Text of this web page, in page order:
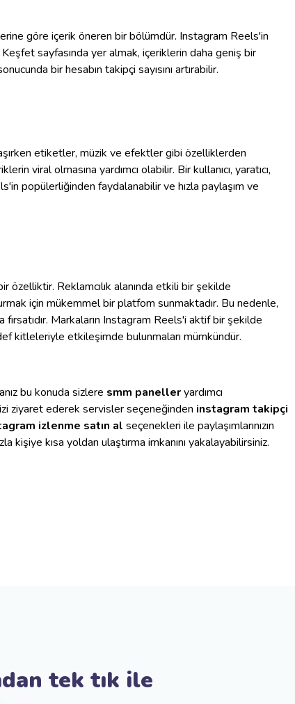
göre içerik öneren bir bölümdür. Instagram Reels'in
Keşfet sayfasında yer almak, içeriklerin daha geniş bir
bir hesabın takipçi sayısını artırabilir.
etiketler, müzik ve efektler gibi özelliklerden
viral olmasına yardımcı olabilir. Bir kullanıcı, yaratıcı,
popülerliğinden faydalanabilir ve hızla paylaşım ve
özelliktir. Reklamcılık alanında etkili bir şekilde
için mükemmel bir platfom sunmaktadır. Bu nedenle,
Markaların Instagram Reels'i aktif bir şekilde
kitleleriyle etkileşimde bulunmaları mümkündür.
bu konuda sizlere smm panelleryardımcı
ziyaret ederek servisler seçeneğinden instagram takipçi
izlenme satın al seçenekleri ile paylaşımlarınızın
kişiye kısa yoldan ulaştırma imkanını yakalayabilirsiniz.
tek tık ile